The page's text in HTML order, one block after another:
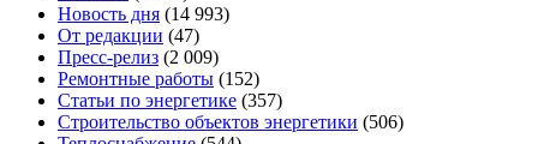
Новость дня (14 993)
От редакции (47)
Пресс-релиз (2 009)
Ремонтные работы (152)
Статьи по энергетике (357)
Строительство объектов энергетики (506)